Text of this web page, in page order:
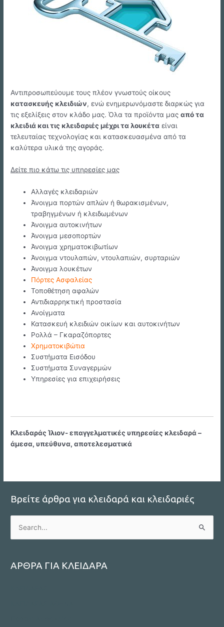
Αντιπροσωπεύουμε τους πλέον γνωστούς οίκους
κατασκευής κλειδιών, ενώ ενημερωνόμαστε διαρκώς για
τις εξελίξεις στον κλάδο μας. Όλα τα προϊόντα μαςαπό τα
κλειδιά και τις κλειδαριές μέχρι τα λουκέτα είναι
τελευταίας τεχνολογίας και κατασκευασμένα από τα
καλύτερα υλικά της αγοράς.
Δείτε πιο κάτω τις υπηρεσίες μας
Αλλαγές κλειδαριών
Άνοιγμα πορτών απλών ή θωρακισμένων,
τραβηγμένων ή κλειδωμένων
Άνοιγμα αυτοκινήτων
Άνοιγμα μεσοπορτών
Άνοιγμα χρηματοκιβωτίων
Άνοιγμα ντουλαπών, ντουλαπιών, συρταριών
Άνοιγμα λουκέτων
Πόρτες Ασφαλείας
Τοποθέτηση αφαλών
Αντιδιαρρηκτική προστασία
Ανοίγματα
Κατασκευή κλειδιών οικίων και αυτοκινήτων
Ρολλά – Γκαραζόπορτες
Χρηματοκιβώτια
Συστήματα Εισόδου
Συστήματα Συναγερμών
Υπηρεσίες για επιχειρήσεις
Κλειδαράς Ίλιον- επαγγελματικές υπηρεσίες κλειδαρά –
άμεσα, υπεύθυνα, αποτελεσματικά
Βρείτε άρθρα για κλειδαρά και κλειδαριές
r
ΑΡΘΡΑ ΓΙΑ ΚΛΕΙΔΑΡΑ